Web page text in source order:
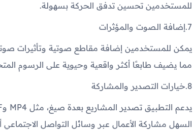
للمستخدمين تحسين تدفق الحركة بسهولة.
7. إضافة الصوت والمؤثرات
يمكن للمستخدمين إضافة مقاطع صوتية وتأثيرات
مما يضيف طابعًا أكثر واقعية وحيوية على الرسوم
8. خيارات التصدير والمشاركة
السهل مشاركة الأعمال عبر وسائل التواصل الاجتماعي